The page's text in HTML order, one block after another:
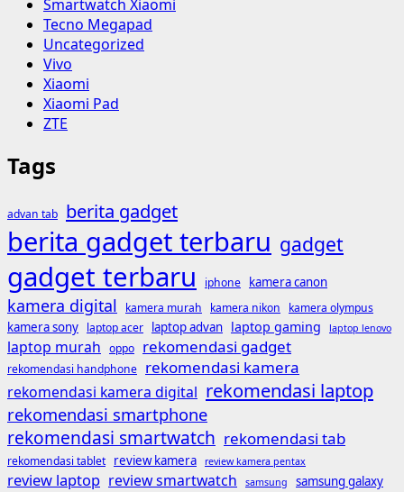
Smartwatch Xiaomi
Tecno Megapad
Uncategorized
Vivo
Xiaomi
Xiaomi Pad
ZTE
Tags
advan tab berita gadget
berita gadget terbaru gadget
gadget terbaru iphone kamera canon
kamera digital kamera murah kamera nikon kamera olympus
kamera sony laptop acer laptop advan laptop gaming laptop lenovo
laptop murah oppo rekomendasi gadget
rekomendasi handphone rekomendasi kamera
rekomendasi kamera digital rekomendasi laptop
rekomendasi smartphone
rekomendasi smartwatch rekomendasi tab
rekomendasi tablet review kamera review kamera pentax
review laptop review smartwatch samsung
samsung galaxy